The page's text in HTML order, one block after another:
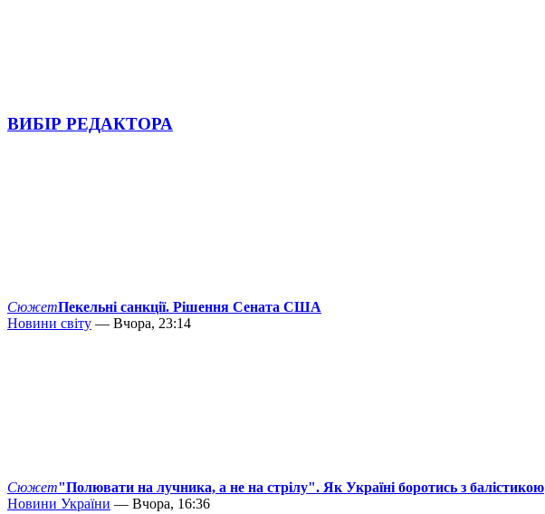
ВИБІР РЕДАКТОРА
СюжетПекельні санкції. Рішення Сената США
Новини світу — Вчора, 23:14
Сюжет"Полювати на лучника, а не на стрілу". Як Україні боротись з балістикою
Новини України — Вчора, 16:36